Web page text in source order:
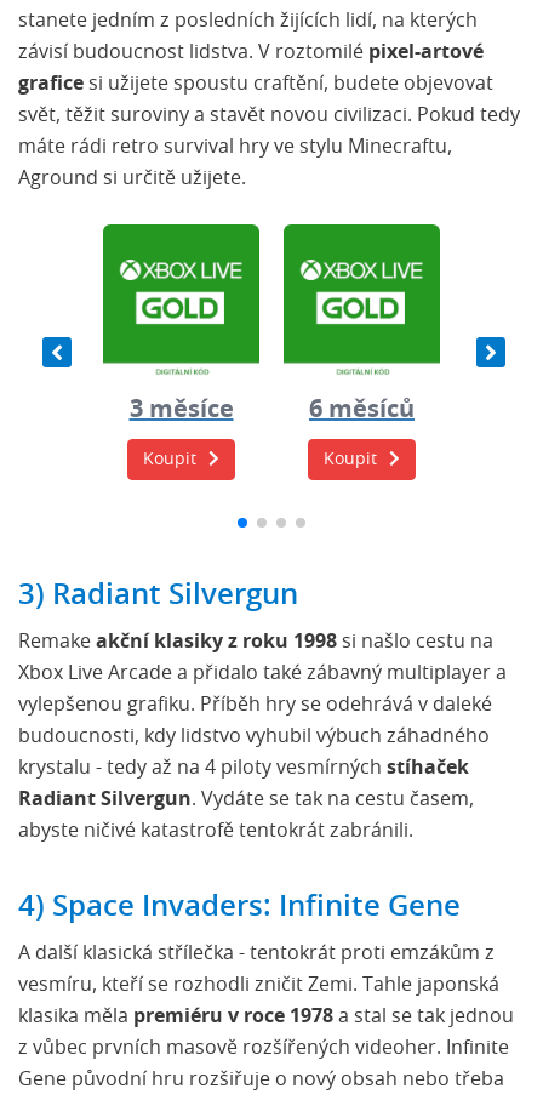
stanete jedním z posledních žijících lidí, na kterých
závisí budoucnost lidstva. V roztomilé pixel-artové
grafice si užijete spoustu craftění, budete objevovat
svět, těžit suroviny a stavět novou civilizaci. Pokud tedy
máte rádi retro survival hry ve stylu Minecraftu,
Aground si určitě užijete.
3 měsíce
Koupit
6 měsíců
Koupit
3) Radiant Silvergun
Remake akční klasiky z roku 1998 si našlo cestu na
Xbox Live Arcade a přidalo také zábavný multiplayer a
vylepšenou grafiku. Příběh hry se odehrává v daleké
budoucnosti, kdy lidstvo vyhubil výbuch záhadného
krystalu - tedy až na 4 piloty vesmírných stíhaček
Radiant Silvergun. Vydáte se tak na cestu časem,
abyste ničivé katastrofě tentokrát zabránili.
4) Space Invaders: Infinite Gene
A další klasická střílečka - tentokrát proti emzákům z
vesmíru, kteří se rozhodli zničit Zemi. Tahle japonská
klasika měla premiéru v roce 1978 a stal se tak jednou
z vůbec prvních masově rozšířených videoher. Infinite
Gene původní hru rozšiřuje o nový obsah nebo třeba